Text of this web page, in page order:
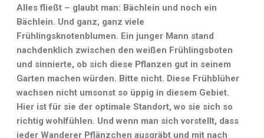
Alles fließt – glaubt man: Bächlein und noch ein
Bächlein. Und ganz, ganz viele
Frühlingsknotenblumen. Ein junger Mann stand
nachdenklich zwischen den weißen Frühlingsboten
und sinnierte, ob sich diese Pflanzen gut in seinem
Garten machen würden. Bitte nicht. Diese Frühblüher
wachsen nicht umsonst so üppig in diesem Gebiet.
Hier ist für sie der optimale Standort, wo sie sich so
richtig wohlfühlen. Und wenn man sich vorstellt, dass
jeder Wanderer Pflänzchen ausgräbt und mit nach